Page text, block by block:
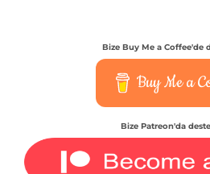
Bize Buy Me a Coffee'de
Buy Me a
Bize Patreon'da